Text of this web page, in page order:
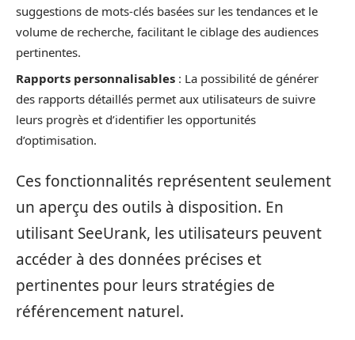
suggestions de mots-clés basées sur les tendances et le
volume de recherche, facilitant le ciblage des audiences
pertinentes.
Rapports personnalisables : La possibilité de générer
des rapports détaillés permet aux utilisateurs de suivre
leurs progrès et d’identifier les opportunités
d’optimisation.
Ces fonctionnalités représentent seulement
un aperçu des outils à disposition. En
utilisant SeeUrank, les utilisateurs peuvent
accéder à des données précises et
pertinentes pour leurs stratégies de
référencement naturel.